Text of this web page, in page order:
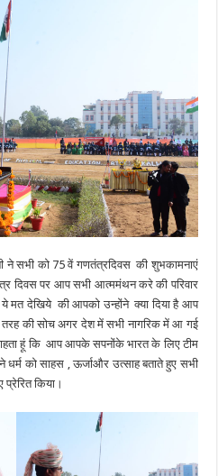
ने सभी को 75 वें गणतंत्रदिवस की शुभकामनाएं
दिवस पर आप सभी आत्ममंथन करे की परिवार
ये मत देखिये की आपको उन्होंने क्या दिया है आप
की सोच अगर देश में सभी नागरिक में आ गई
हूं कि आप आपके सपनोंके भारत के लिए टीम
धर्म को साहस , ऊर्जाऔर उत्साह बताते हुए सभी
किया।